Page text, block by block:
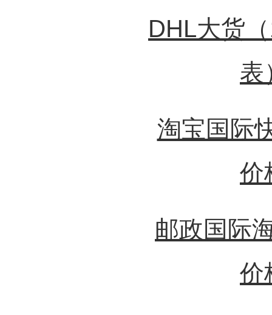
DHL大货
表
淘宝国际
价
邮政国际
价